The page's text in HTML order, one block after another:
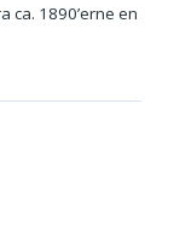
ca. 1890’erne en